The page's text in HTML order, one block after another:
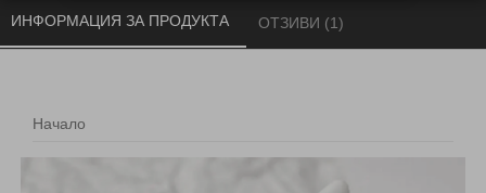
Начало
ИНФОРМАЦИЯ ЗА ПРОДУКТА ОТЗИВИ (1)